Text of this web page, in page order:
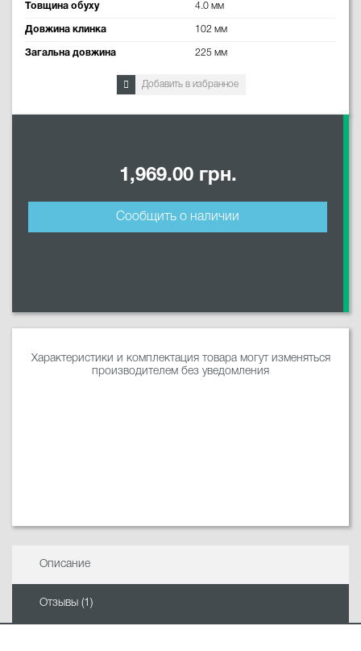
Товщина обуху 4.0 мм
Довжина клинка 102 мм
Загальна довжина 225 мм
Добавить в избранное
1,969.00 грн.
Сообщить о наличии
Характеристики и комплектация товара могут изменяться
производителем без уведомления
Описание
Отзывы (1)